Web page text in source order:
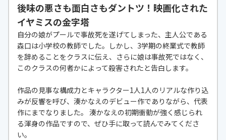
後味の悪さも面白さもダントツ！映画化された
イヤミスの金字塔
自分の娘がプールで事故死を遂げてしまった、主人公である
森口は小学校の教師でした。しかし、3学期の終業式で教師
を辞めることをクラスに伝え、さらに娘は事故死ではなく、
このクラスの何者かによって殺害されたと告白します。
作品の見事な構成力とキャラクター1人1人のリアルな作り込
みが反響を呼び、湊かなえのデビュー作でありながら、代表
作にまでなりました。 湊かなえの初期衝動が強く感じられ
る渾身の作品ですので、ぜひ手に取って読んでみてくださ
い。